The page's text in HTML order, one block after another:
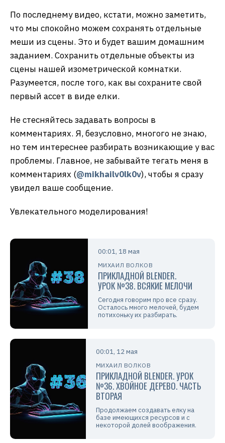
По последнему видео, кстати, можно заметить,
что мы спокойно можем сохранять отдельные
меши из сцены. Это и будет вашим домашним
заданием. Сохранить отдельные объекты из
сцены нашей изометрической комнатки.
Разумеется, после того, как вы сохраните свой
первый ассет в виде елки.
Не стесняйтесь задавать вопросы в
комментариях. Я, безусловно, многого не знаю,
но тем интереснее разбирать возникающие у вас
проблемы. Главное, не забывайте тегать меня в
комментариях (@mikhailv0lk0v), чтобы я сразу
увидел ваше сообщение.
Увлекательного моделирования!
00:01, 18 мая
МИХАИЛ ВОЛКОВ
ПРИКЛАДНОЙ BLENDER.
УРОК №38. ВСЯКИЕ МЕЛОЧИ
Сегодня говорим про все сразу.
Осталось много мелочей, будем
потихоньку их разбирать.
00:01, 12 мая
МИХАИЛ ВОЛКОВ
ПРИКЛАДНОЙ BLENDER. УРОК
№36. ХВОЙНОЕ ДЕРЕВО. ЧАСТЬ
ВТОРАЯ
Продолжаем создавать елку на
базе имеющихся ресурсов и с
некоторой долей воображения.